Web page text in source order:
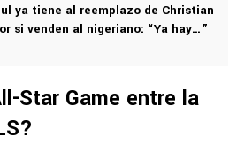
ya tiene al reemplazo de Christian
si venden al nigeriano: “Ya hay…”
Star Game entre la